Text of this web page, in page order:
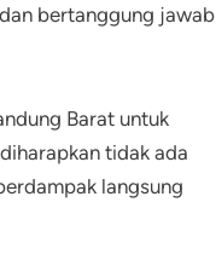
bertanggung jawab
Barat untuk
tidak ada
langsung